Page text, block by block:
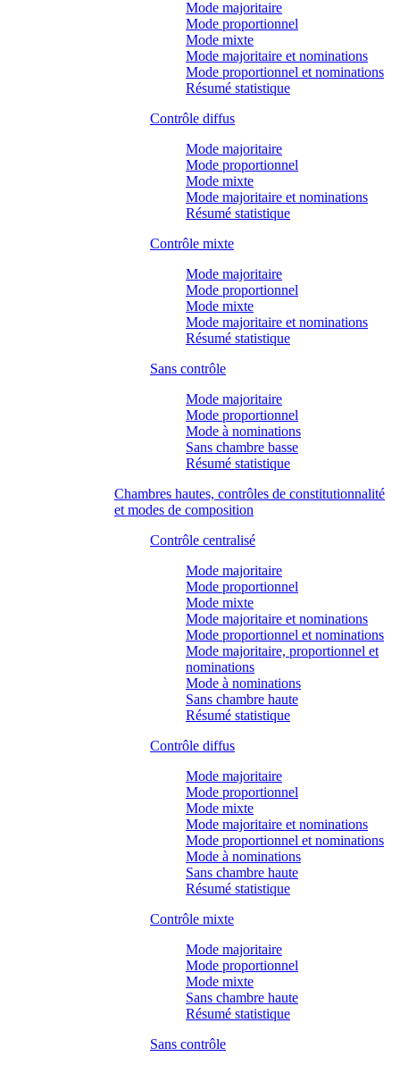
Mode majoritaire
Mode proportionnel
Mode mixte
Mode majoritaire et nominations
Mode proportionnel et nominations
Résumé statistique
Contrôle diffus
Mode majoritaire
Mode proportionnel
Mode mixte
Mode majoritaire et nominations
Résumé statistique
Contrôle mixte
Mode majoritaire
Mode proportionnel
Mode mixte
Mode majoritaire et nominations
Résumé statistique
Sans contrôle
Mode majoritaire
Mode proportionnel
Mode à nominations
Sans chambre basse
Résumé statistique
Chambres hautes, contrôles de constitutionnalité
et modes de composition
Contrôle centralisé
Mode majoritaire
Mode proportionnel
Mode mixte
Mode majoritaire et nominations
Mode proportionnel et nominations
Mode majoritaire, proportionnel et
nominations
Mode à nominations
Sans chambre haute
Résumé statistique
Contrôle diffus
Mode majoritaire
Mode proportionnel
Mode mixte
Mode majoritaire et nominations
Mode proportionnel et nominations
Mode à nominations
Sans chambre haute
Résumé statistique
Contrôle mixte
Mode majoritaire
Mode proportionnel
Mode mixte
Sans chambre haute
Résumé statistique
Sans contrôle